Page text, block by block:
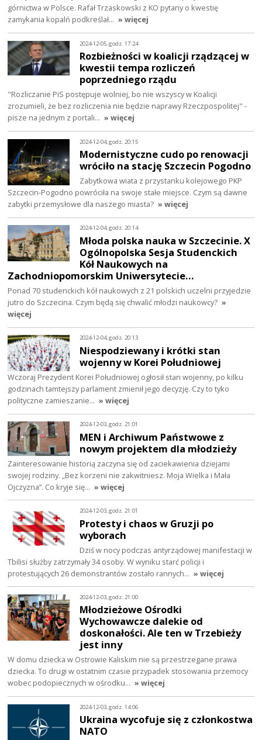
górnictwa w Polsce. Rafał Trzaskowski z KO pytany o kwestię
zamykania kopalń podkreślał… » więcej
2024-12-05, godz. 17:24
Rozbieżności w koalicji rządzącej w
kwestii tempa rozliczeń
poprzedniego rządu
"Rozliczanie PiS postępuje wolniej, bo nie wszyscy w Koalicji
zrozumieli, że bez rozliczenia nie będzie naprawy Rzeczpospolitej" -
pisze na jednym z portali… » więcej
2024-12-04, godz. 20:15
Modernistyczne cudo po renowacji
wróciło na stację Szczecin Pogodno
Zabytkowa wiata z przystanku kolejowego PKP
Szczecin-Pogodno powróciła na swoje stałe miejsce. Czym są dawne
zabytki przemysłowe dla naszego miasta? » więcej
2024-12-04, godz. 20:14
Młoda polska nauka w Szczecinie. X
Ogólnopolska Sesja Studenckich
Kół Naukowych na
Zachodniopomorskim Uniwersytecie…
Ponad 70 studenckich kół naukowych z 21 polskich uczelni przyjedzie
jutro do Szczecina. Czym będą się chwalić młodzi naukowcy? »
więcej
2024-12-04, godz. 20:13
Niespodziewany i krótki stan
wojenny w Korei Południowej
Wczoraj Prezydent Korei Południowej ogłosił stan wojenny, po kilku
godzinach tamtejszy parlament zmienił jego decyzję. Czy to tyko
polityczne zamieszanie… » więcej
2024-12-03, godz. 21:01
MEN i Archiwum Państwowe z
nowym projektem dla młodzieży
Zainteresowanie historią zaczyna się od zaciekawienia dziejami
swojej rodziny. „Bez korzeni nie zakwitniesz. Moja Wielka i Mała
Ojczyzna”. Co kryje się… » więcej
2024-12-03, godz. 21:01
Protesty i chaos w Gruzji po
wyborach
Dziś w nocy podczas antyrządowej manifestacji w
Tbilisi służby zatrzymały 34 osoby. W wyniku starć policji i
protestujących 26 demonstrantów zostało rannych… » więcej
2024-12-03, godz. 21:00
Młodzieżowe Ośrodki
Wychowawcze dalekie od
doskonałości. Ale ten w Trzebieży
jest inny
W domu dziecka w Ostrowie Kaliskim nie są przestrzegane prawa
dziecka. To drugi w ostatnim czasie przypadek stosowania przemocy
wobec podopiecznych w ośrodku… » więcej
2024-12-03, godz. 14:06
Ukraina wycofuje się z członkostwa
NATO